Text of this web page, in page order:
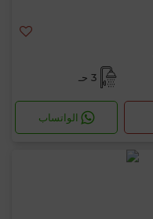
3 حـ
الواتساب